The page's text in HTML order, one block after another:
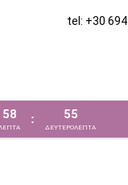
tel: +30
58 : 55
ΔΕΥΤΕΡΟΛΕΠΤΑ